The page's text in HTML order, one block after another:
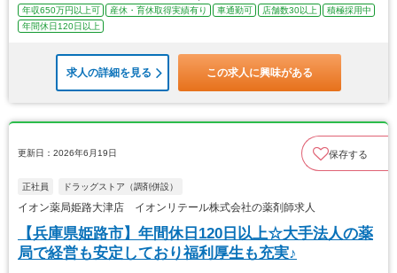
年収650万円以上可 産休・育休取得実績有り 車通勤可 店舗数30以上
積極採用中
年間休日120日以上
求人の詳細を見る この求人に興味がある
更新日：2026年6月19日 保存する
正社員 ドラッグストア（調剤併設）
イオン薬局姫路大津店 イオンリテール株式会社の薬剤師求人
【兵庫県姫路市】年間休日120日以上☆大手法人の薬
局で経営も安定しており福利厚生も充実♪